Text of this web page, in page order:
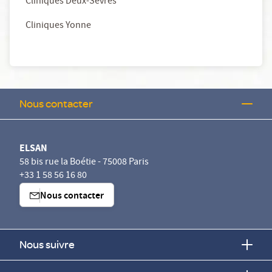
Cliniques Yonne
Nous contacter
ELSAN
58 bis rue la Boétie - 75008 Paris
+33 1 58 56 16 80
Nous contacter
Nous suivre